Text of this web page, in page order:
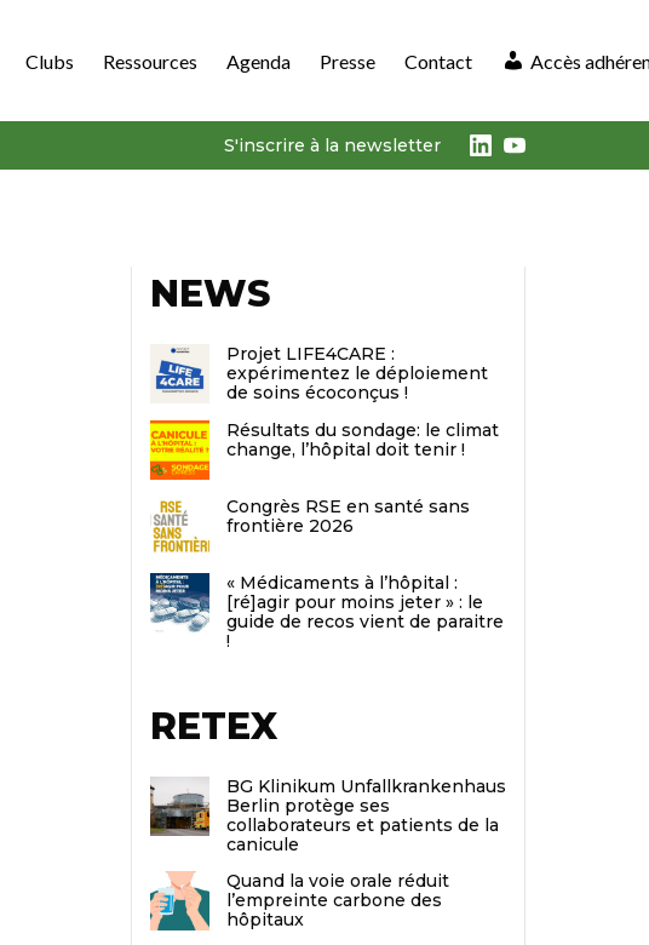
Clubs Ressources Agenda Presse Contact Accès
S'inscrire à la newsletter LinkedIn
Youtube
NEWS
Projet LIFE4CARE :
expérimentez le déploiement
de soins écoconçus !
Résultats du sondage: le climat
change, l’hôpital doit tenir !
Congrès RSE en santé sans
frontière 2026
« Médicaments à l’hôpital :
[ré]agir pour moins jeter » : le
guide de recos vient de paraitre
!
RETEX
BG Klinikum Unfallkrankenhaus
Berlin protège ses
collaborateurs et patients de la
canicule
Quand la voie orale réduit
l’empreinte carbone des
hôpitaux